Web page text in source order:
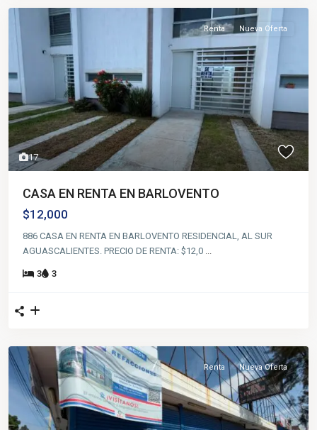
17
Renta Nueva Oferta
CASA EN RENTA EN BARLOVENTO
$12,000
886 CASA EN RENTA EN BARLOVENTO RESIDENCIAL, AL SUR
AGUASCALIENTES. PRECIO DE RENTA: $12,0 ...
3 3
Renta Nueva Oferta